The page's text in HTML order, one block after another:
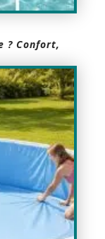
? Confort,